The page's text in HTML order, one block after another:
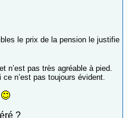
le prix de la pension le justifie
n’est pas très agréable à pied.
ce n’est pas toujours évident.
?